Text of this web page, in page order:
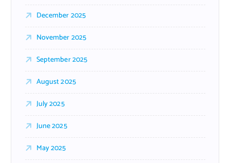
December 2025
November 2025
September 2025
August 2025
July 2025
June 2025
May 2025